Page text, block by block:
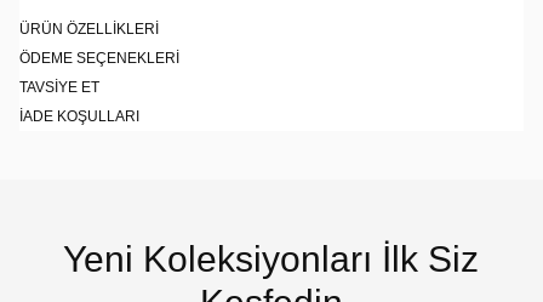
ÜRÜN ÖZELLIKLERI
ÖDEME SEÇENEKLERI
TAVSIYE ET
İADE KOŞULLARI
Yeni Koleksiyonları İlk Siz